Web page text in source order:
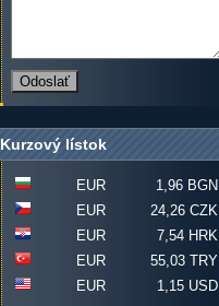
Kurzový lístok
EUR
1,96 BGN
EUR
24,26 CZK
EUR
7,54 HRK
EUR
55,03 TRY
EUR
1,15 USD